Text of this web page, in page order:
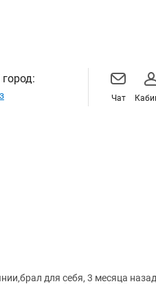
Чат
для себя, 3 месяца